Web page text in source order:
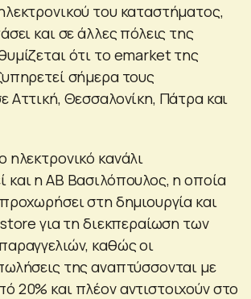
του καταστήματος,
και σε άλλες πόλεις της
ότι το emarket της
σήμερα τους
Αττική, Θεσσαλονίκη, Πάτρα και
ηλεκτρονικό κανάλι
και η ΑΒ Βασιλόπουλος, η οποία
στη δημιουργία και
για τη διεκπεραίωση των
καθώς οι
της αναπτύσσονται με
20% και πλέον αντιστοιχούν στο